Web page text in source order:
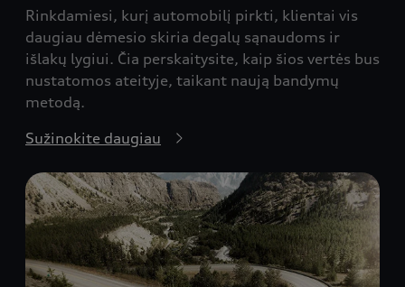
Rinkdamiesi, kurį automobilį pirkti, klientai vis
daugiau dėmesio skiria degalų sąnaudoms ir
išlakų lygiui. Čia perskaitysite, kaip šios vertės bus
nustatomos ateityje, taikant naują bandymų
metodą.
Sužinokite daugiau